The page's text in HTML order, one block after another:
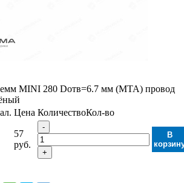
MINI 280 Dотв=6.7 мм (MTA) провод
Цена КоличествоКол-во
57
руб.
-
+
В